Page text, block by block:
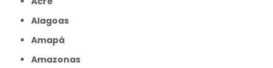
Alagoas
Amapá
Amazonas